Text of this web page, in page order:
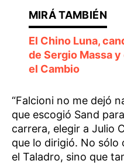
El Chino Luna,
de Sergio Massa
el Cambio
“Falcioni no me dejó
que escogió Sand
carrera, elegir a Julio
que lo dirigió. No
el Taladro, sino que